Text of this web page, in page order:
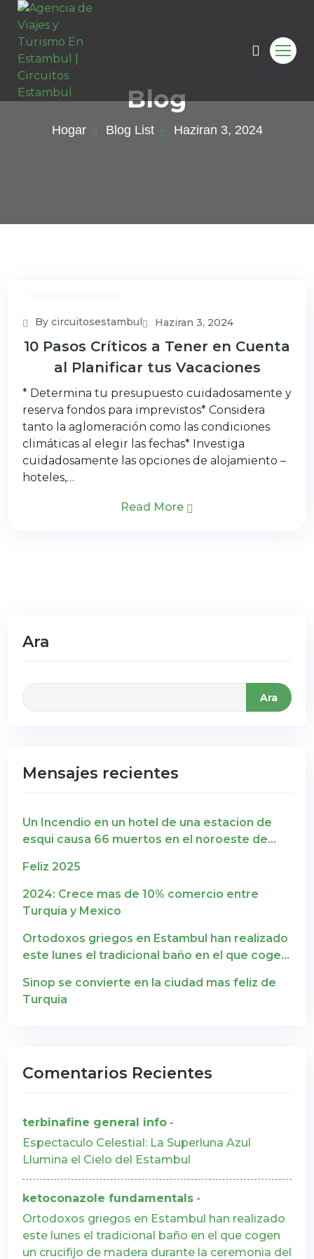
Blog
Hogar Blog List Haziran 3, 2024
By circuitosestambul Haziran 3, 2024
10 Pasos Críticos a Tener en Cuenta
al Planificar tus Vacaciones
* Determina tu presupuesto cuidadosamente y
reserva fondos para imprevistos* Considera
tanto la aglomeración como las condiciones
climáticas al elegir las fechas* Investiga
cuidadosamente las opciones de alojamiento –
hoteles,…
Read More
Ara
Ara
Mensajes recientes
Un Incendio en un hotel de una estacion de
esqui causa 66 muertos en el noroeste de
Feliz 2025
2024: Crece mas de 10% comercio entre
Turquia y Mexico
Ortodoxos griegos en Estambul han realizado
este lunes el tradicional baño en el que cogen
del Día de la Epifanía
Sinop se convierte en la ciudad mas feliz de
Turquia
Comentarios Recientes
terbinafine general info -
Espectaculo Celestial: La Superluna Azul
Llumina el Cielo del Estambul
ketoconazole fundamentals -
Ortodoxos griegos en Estambul han realizado
este lunes el tradicional baño en el que cogen
un crucifijo de madera durante la ceremonia del